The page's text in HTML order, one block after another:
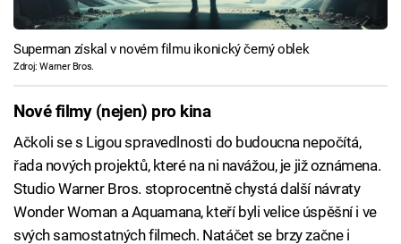
Superman získal v novém filmu ikonický černý oblek
Zdroj: Warner Bros.
Nové filmy (nejen) pro kina
Ačkoli se s Ligou spravedlnosti do budoucna nepočítá,
řada nových projektů, které na ni navážou, je již oznámena.
Studio Warner Bros. stoprocentně chystá další návraty
Wonder Woman a Aquamana, kteří byli velice úspěšní i ve
svých samostatných filmech. Natáčet se brzy začne i